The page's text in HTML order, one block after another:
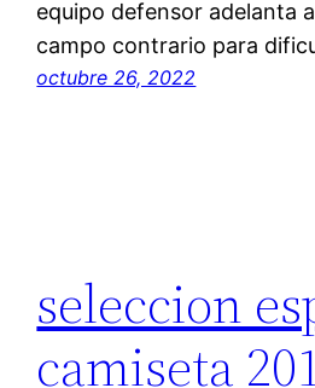
equipo defensor adelanta
campo contrario para
octubre 26, 2022
seleccion
camiseta